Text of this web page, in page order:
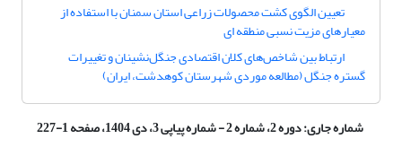
تعیین الگوی کشت محصولات زراعی استان سمنان با استفاده از
معیارهای مزیت نسبی منطقه ای
ارتباط بین شاخص‌های کلان اقتصادی جنگل‌نشینان و تغییرات
گستره جنگل (مطالعه موردی شهرستان کوهدشت، ایران)
شماره جاری:دوره 2، شماره 2 - شماره پیاپی 3، دی 1404، صفحه 1-227